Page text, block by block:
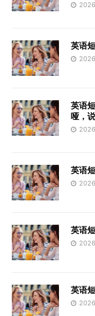
英语
英语
哑，
英语
英语
英语